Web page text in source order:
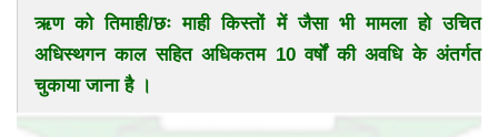
ऋण को तिमाही/छः माही किस्तों में जैसा भी मामला हो उचित
अधिस्थगन काल सहित अधिकतम 10 वर्षों की अवधि के अंतर्गत
चुकाया जाना है ।